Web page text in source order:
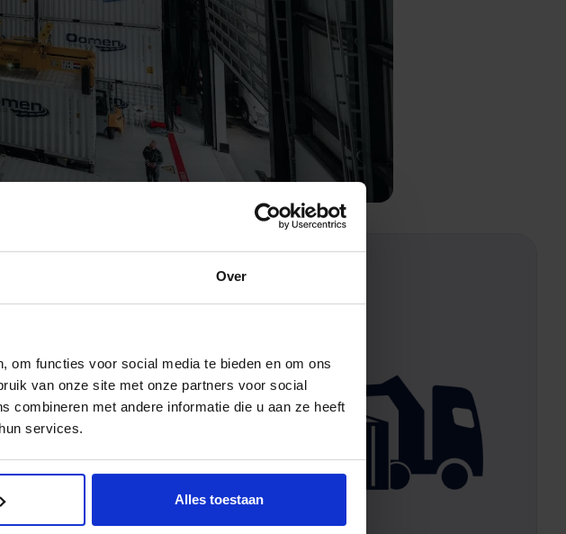
Over
om functies voor social media te bieden en om ons
van onze site met onze partners voor social
combineren met andere informatie die u aan ze heeft
services.
Alles toestaan